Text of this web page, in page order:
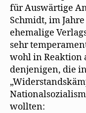
für Auswärtige
Schmidt, im
ehemalige
sehr
wohl in Reaktion
denjenigen, die
wollten: